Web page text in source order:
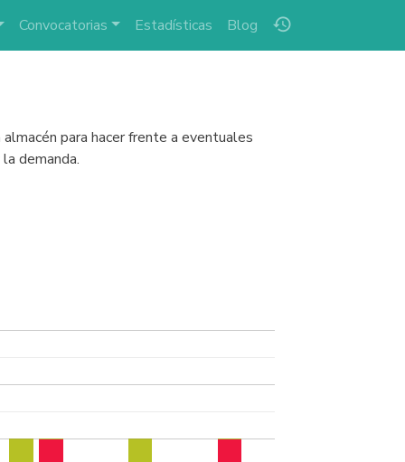
history
Convocatorias Estadísticas Blog
para hacer frente a eventuales
demanda.